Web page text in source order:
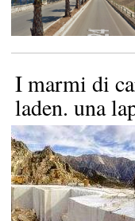
I marmi di
laden. una